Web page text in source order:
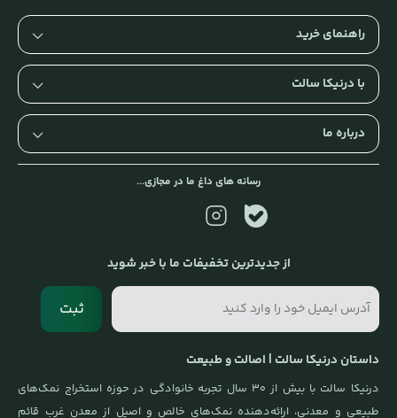
راهنمای خرید
با درنیکا سالت
درباره ما
رسانه های داغ ما در مجازی...
از جدیدترین تخفیفات ما با خبر شوید
ثبت
داستان درنیکا سالت | اصالت و طبیعت
درنیکا سالت با بیش از ۳۰ سال تجربه خانوادگی در حوزه استخراج نمک‌های
طبیعی و معدنی، ارائه‌دهنده نمک‌های خالص و اصیل از معدن غرب قائم